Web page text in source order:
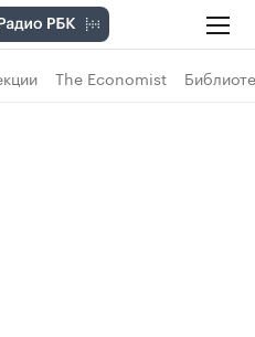
The Economist